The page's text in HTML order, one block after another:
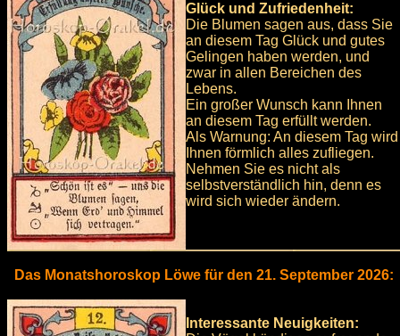
Glück und Zufriedenheit:
Die Blumen sagen aus, dass Sie
an diesem Tag Glück und gutes
Gelingen haben werden, und
zwar in allen Bereichen des
Lebens.
Ein großer Wunsch kann Ihnen
an diesem Tag erfüllt werden.
Als Warnung: An diesem Tag wird
Ihnen förmlich alles zufliegen.
Nehmen Sie es nicht als
selbstverständlich hin, denn es
wird sich wieder ändern.
Das Monatshoroskop Löwe für den 21. September 2026:
Interessante Neuigkeiten: